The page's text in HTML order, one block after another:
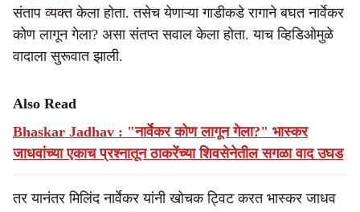
संताप व्यक्त केला होता. तसेच येणाऱ्या गाडीकडे रागाने बघत नार्वेकर
कोण लागून गेला? असा संतप्त सवाल केला होता. याच व्हिडिओमुळे
वादाला सुरूवात झाली.
Also Read
Bhaskar Jadhav : "नार्वेकर कोण लागून गेला?" भास्कर
जाधवांच्या एकाच प्रश्नातून ठाकरेंच्या शिवसेनेतील सगळा वाद उघड
तर यानंतर मिलिंद नार्वेकर यांनी खोचक ट्विट करत भास्कर जाधव